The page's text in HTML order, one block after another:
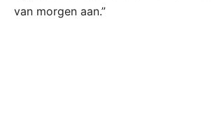
van morgen aan.”